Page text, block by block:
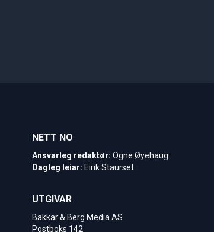
NETT NO
Ansvarleg redaktør: Ogne Øyehaug
Dagleg leiar: Eirik Staurset
UTGIVAR
Bakkar & Berg Media AS
Postboks 142